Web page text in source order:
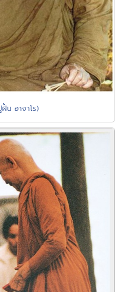
ฝั้น อาจาโร)